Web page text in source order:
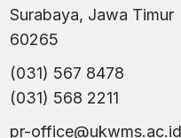
Surabaya, Jawa Timur
60265
(031) 567 8478
(031) 568 2211
pr-office@ukwms.ac.id